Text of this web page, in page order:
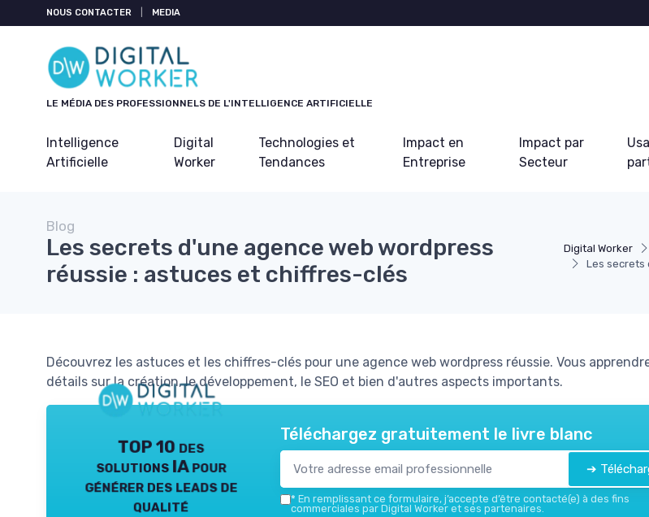
NOUS CONTACTER MEDIA
LE MÉDIA DES PROFESSIONNELS DE L'INTELLIGENCE ARTIFICIELLE
Intelligence
Artificielle
Digital
Worker
Technologies et
Tendances
Impact en
Entreprise
Impact par
Secteur
Digital Worker
Les secrets
Blog
Les secrets d'une agence web wordpress
réussie : astuces et chiffres-clés
Découvrez les astuces et les chiffres-clés pour une agence web wordpress réussie. Vous
détails sur la création, le développement, le SEO et bien d'autres aspects importants.
TOP 10 des
solutions IA pour
générer des leads de
qualité
Téléchargez gratuitement le livre blanc
➔
* En remplissant ce formulaire, j’accepte d’être contacté(e) à des fins
commerciales par Digital Worker et ses partenaires.
Panneau de gestion des cookies